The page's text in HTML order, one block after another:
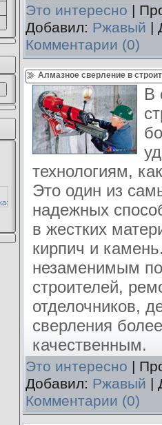
Это интересно |
Добавил: Ржавый |
Комментарии (0)
Алмазное сверление в
В
технологиям,
Это один из
надежных
в жестких
кирпич и
незаменимым
строителей,
отделочников,
сверления
качественным.
Это интересно |
Добавил: Ржавый |
Комментарии (0)